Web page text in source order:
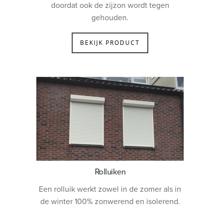
doordat ook de zijzon wordt tegen
gehouden.
BEKIJK PRODUCT
Rolluiken
Een rolluik werkt zowel in de zomer als in
de winter 100% zonwerend en isolerend.